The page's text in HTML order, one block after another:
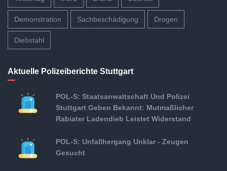
Demonstration Sachbeschädigung Drogen
Diebstahl
Aktuelle Polizeiberichte Stuttgart
POL-S: Staatsanwaltschaft Und Polizei
Stuttgart Geben Bekannt: Mutmaßlicher
Rabiater Ladendieb Leistet Widerstand
POL-S: Unfallhergang Unklar - Zeugen
Gesucht